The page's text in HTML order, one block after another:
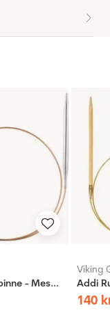
Addi Rundpinne - Messing - 60cm - 12mm
Viking
140